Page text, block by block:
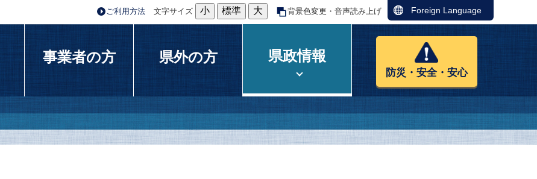
ご利用方法 文字サイズ 小 標準 大 背景色変更・音声読み上げ Foreign Language
事業者の方 県外の方 県政情報
防災・安全・安心